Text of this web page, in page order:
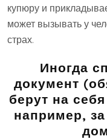
купюру и
может вызывать у
страх.
Иногда
документ
берут на
например,